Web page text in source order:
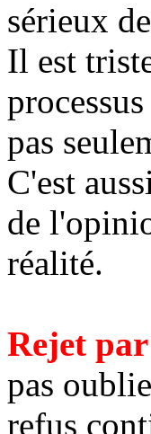
sérieux
Il est
pas
C'est
de
réalité.
Rejet
pas
refus